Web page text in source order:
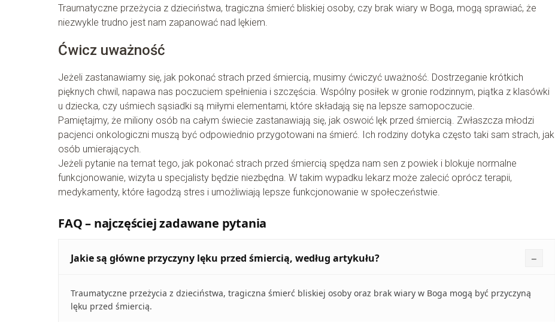
Traumatyczne przeżycia z dzieciństwa, tragiczna śmierć bliskiej osoby, czy brak wiary w Boga, mogą sprawiać, że
niezwykle trudno jest nam zapanować nad lękiem.
Ćwicz uważność
Jeżeli zastanawiamy się, jak pokonać strach przed śmiercią, musimy ćwiczyć uważność. Dostrzeganie krótkich
pięknych chwil, napawa nas poczuciem spełnienia i szczęścia. Wspólny posiłek w gronie rodzinnym, piątka z klasówki
u dziecka, czy uśmiech sąsiadki są miłymi elementami, które składają się na lepsze samopoczucie.
Pamiętajmy, że miliony osób na całym świecie zastanawiają się, jak oswoić lęk przed śmiercią. Zwłaszcza młodzi
pacjenci onkologiczni muszą być odpowiednio przygotowani na śmierć. Ich rodziny dotyka często taki sam strach, jak
osób umierających.
Jeżeli pytanie na temat tego, jak pokonać strach przed śmiercią spędza nam sen z powiek i blokuje normalne
funkcjonowanie, wizyta u specjalisty będzie niezbędna. W takim wypadku lekarz może zalecić oprócz terapii,
medykamenty, które łagodzą stres i umożliwiają lepsze funkcjonowanie w społeczeństwie.
FAQ – najczęściej zadawane pytania
Jakie są główne przyczyny lęku przed śmiercią, według artykułu?
Traumatyczne przeżycia z dzieciństwa, tragiczna śmierć bliskiej osoby oraz brak wiary w Boga mogą być przyczyną
lęku przed śmiercią.